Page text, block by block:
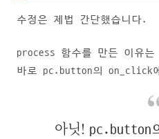
수정은 제법 간단했습니다.
process 함수를 만든 이유는
바로 pc.button의 on_click
아닛! pc.button